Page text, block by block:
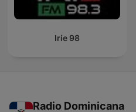
Irie 98
Radio Dominicana